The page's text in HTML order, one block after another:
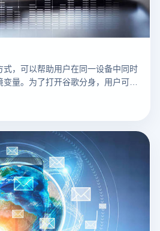
，可以帮助用户在同一设备中同时
量。为了打开谷歌分身，用户可以
文件来实现这一目标。首先，打开谷
户化身图标，然后选择“添加”创建
独存储笔记、历史记录和扩展。此
模式进行临时分身，以便在不保存数
步骤。